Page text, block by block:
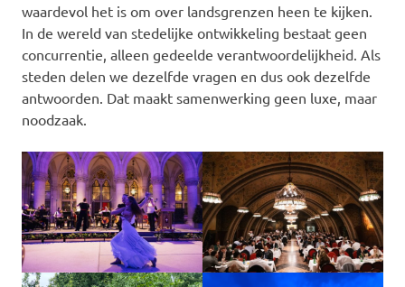
waardevol het is om over landsgrenzen heen te kijken.
In de wereld van stedelijke ontwikkeling bestaat geen
concurrentie, alleen gedeelde verantwoordelijkheid. Als
steden delen we dezelfde vragen en dus ook dezelfde
antwoorden. Dat maakt samenwerking geen luxe, maar
noodzaak.